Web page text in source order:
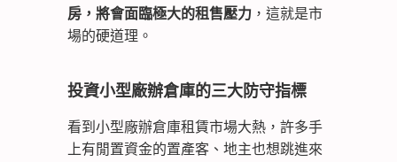
房，將會面臨極大的租售壓力 ，這就是市
場的硬道理。
投資小型廠辦倉庫的三大防守指標
看到小型廠辦倉庫租賃市場大熱，許多手
上有閒置資金的置產客、地主也想跳進來